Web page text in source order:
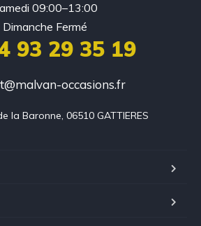
09:00–13:00
Dimanche Fermé
93 29 35 19
occasions.fr
la Baronne, 06510 GATTIERES